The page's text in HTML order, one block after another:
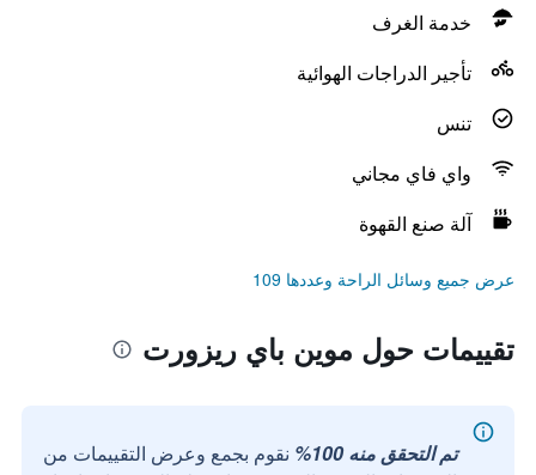
خدمة الغرف
تأجير الدراجات الهوائية
تنس
واي فاي مجاني
آلة صنع القهوة
عرض جميع وسائل الراحة وعددها 109
تقييمات حول موين باي ريزورت
تم التحقق منه 100%
نقوم بجمع وعرض التقييمات من